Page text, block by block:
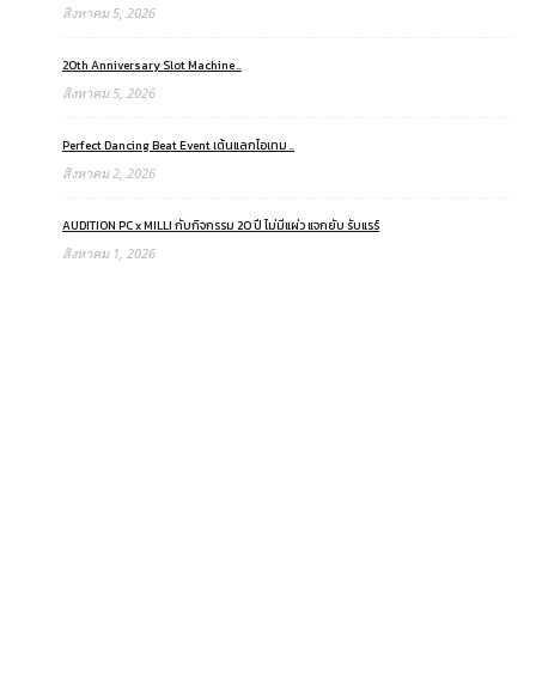
สิงหาคม 5, 2026
20th Anniversary Slot Machine ..
สิงหาคม 5, 2026
Perfect Dancing Beat Event เต้นแลกไอเทม ..
สิงหาคม 2, 2026
AUDITION PC x MILLI กับกิจกรรม 20 ปี ไม่มีแผ่ว แจกยับ รับแรร์
สิงหาคม 1, 2026